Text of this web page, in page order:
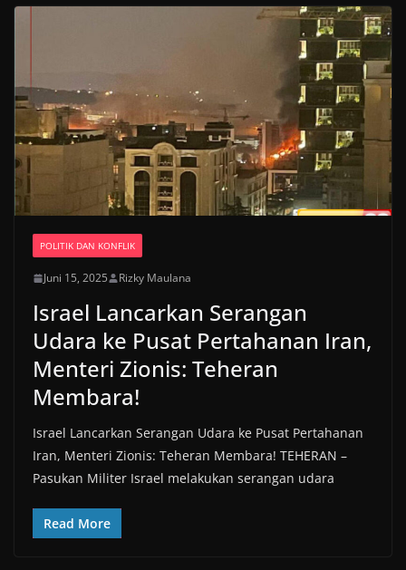
POLITIK DAN KONFLIK
Juni 15, 2025 Rizky Maulana
Israel Lancarkan Serangan
Udara ke Pusat Pertahanan Iran,
Menteri Zionis: Teheran
Membara!
Israel Lancarkan Serangan Udara ke Pusat Pertahanan
Iran, Menteri Zionis: Teheran Membara! TEHERAN –
Pasukan Militer Israel melakukan serangan udara
Read More